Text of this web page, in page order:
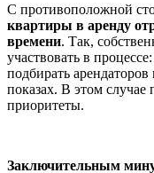
С противоположной
квартиры в аренду
времени. Так,
участвовать в
подбирать
показах. В этом случае
приоритеты.
Заключительным